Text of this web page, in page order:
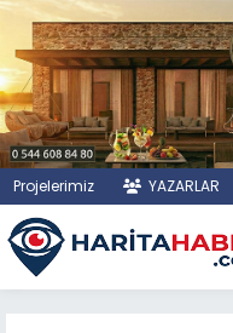
Projelerimiz YAZARLAR